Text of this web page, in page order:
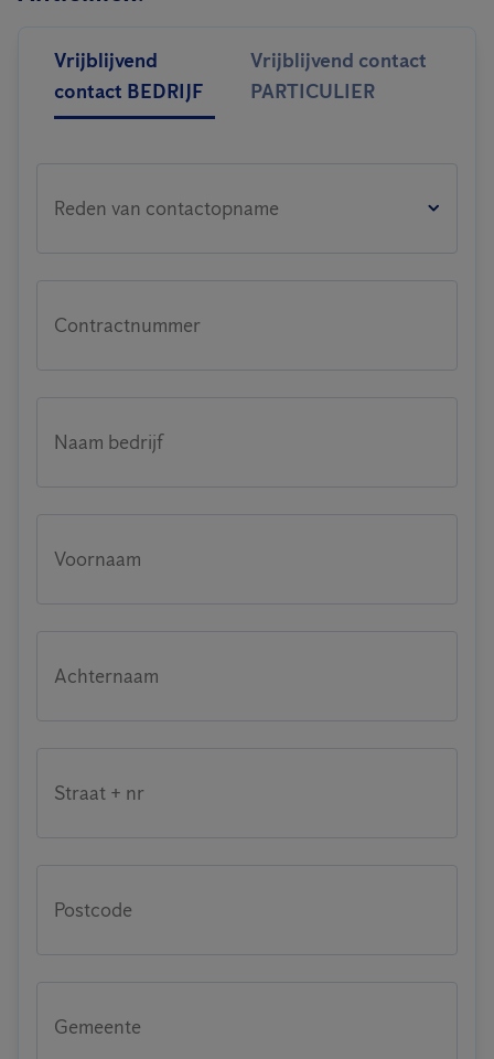
Vrijblijvend
contact BEDRIJF
Vrijblijvend contact
PARTICULIER
Reden van contactopname
Contractnummer
Naam bedrijf
Voornaam
Achternaam
Straat + nr
Postcode
Gemeente